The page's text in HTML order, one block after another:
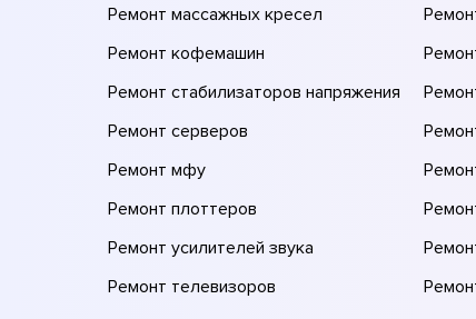
Ремонт массажных кресел
Ремонт кофемашин
Ремонт стабилизаторов напряжения
Ремонт серверов
Ремонт мфу
Ремонт плоттеров
Ремонт усилителей звука
Ремонт телевизоров